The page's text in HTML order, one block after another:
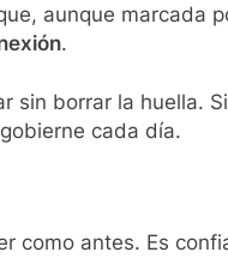
aunque marcada
.
sin borrar la huella.
cada día.
como antes. Es